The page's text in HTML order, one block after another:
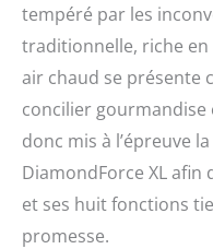
tempéré par les
traditionnelle, riche en
air chaud se présente
concilier gourmandise
donc mis à l’épreuve
DiamondForce XL
et ses huit fonctions
promesse.